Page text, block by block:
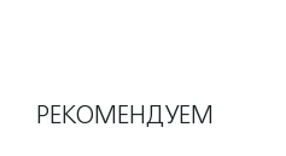
РЕКОМЕНДУЕМ